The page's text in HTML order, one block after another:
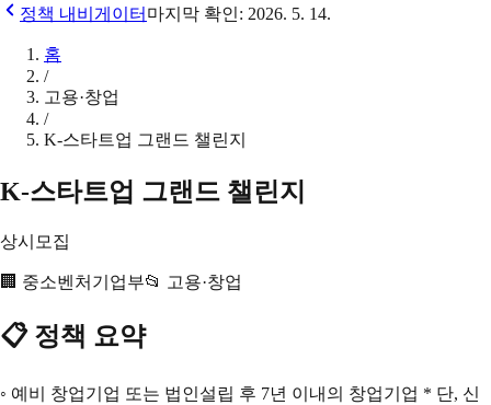
정책 내비게이터 마지막 확인: 2026. 5. 14.
홈
/
고용·창업
/
K-스타트업 그랜드 챌린지
K-스타트업 그랜드 챌린지
상시모집
🏢 중소벤처기업부📂 고용·창업
📋 정책 요약
◦ 예비 창업기업 또는 법인설립 후 7년 이내의 창업기업 * 단, 신